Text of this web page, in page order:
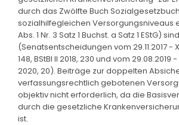
durch das Zwölfte Buch
sozialhilfegleichen Versorgungsniveaus
Abs. 1 Nr. 3 Satz 1 Buchst. a Satz 1 EStG) sind
(Senatsentscheidungen vom 29.11.2017 - X
148, BStBl II 2018, 230 und vom 29.08.2019 -
2020, 20). Beiträge zur doppelten
verfassungsrechtlich gebotenen
objektiv nicht erforderlich, da die
durch die gesetzliche
ist.